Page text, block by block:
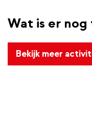
Wat is er nog
Bekijk meer